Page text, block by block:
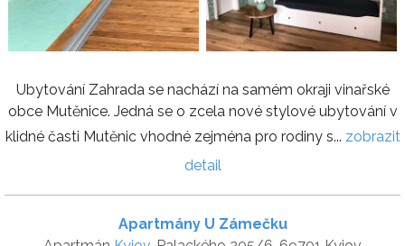
Ubytování Zahrada se nachází na samém okraji vinařské
obce Mutěnice. Jedná se o zcela nové stylové ubytování v
klidné časti Mutěnic vhodné zejména pro rodiny s... zobrazit
detail
Apartmány U Zámečku